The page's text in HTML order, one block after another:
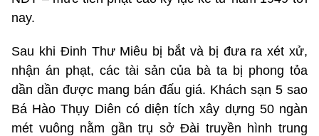
nay.
Sau khi Đinh Thư Miêu bị bắt và bị đưa ra xét xử,
nhận án phạt, các tài sản của bà ta bị phong tỏa
dần dần được mang bán đấu giá. Khách sạn 5 sao
Bá Hào Thụy Diên có diện tích xây dựng 50 ngàn
mét vuông nằm gần trụ sở Đài truyền hình trung